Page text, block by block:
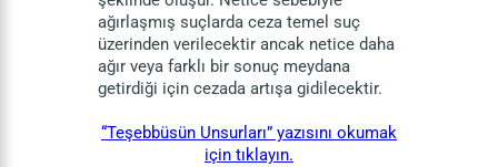
ağırlaşmış suçlarda ceza temel suç
üzerinden verilecektir ancak netice daha
ağır veya farklı bir sonuç meydana
getirdiği için cezada artışa gidilecektir.
“Teşebbüsün Unsurları” yazısını okumak
için tıklayın.